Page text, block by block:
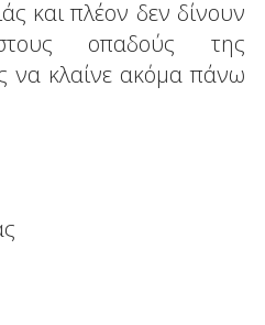
και πλέον δεν δίνουν
οπαδούς της
να κλαίνε ακόμα πάνω